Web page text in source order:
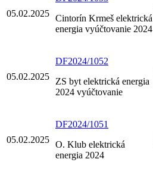
05.02.2025 Cintorín Krmeš elektrická
energia vyúčtovanie 2024
05.02.2025
DF2024/1052
ZS byt elektrická energia
2024 vyúčtovanie
05.02.2025
DF2024/1051
O. Klub elektrická
energia 2024